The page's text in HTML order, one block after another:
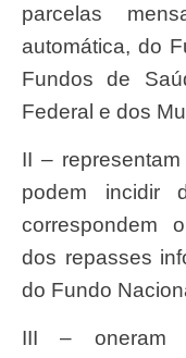
parcelas
automática, do
Fundos de
Federal e dos
II – representam um valor bruto, sobre o qual
podem incidir
correspondem
dos repasses
do Fundo
III – oneram o Programa de Trabalho